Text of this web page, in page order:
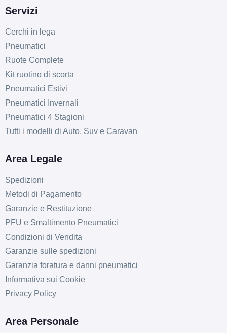
Servizi
Cerchi in lega
Pneumatici
Ruote Complete
Kit ruotino di scorta
Pneumatici Estivi
Pneumatici Invernali
Pneumatici 4 Stagioni
Tutti i modelli di Auto, Suv e Caravan
Area Legale
Spedizioni
Metodi di Pagamento
Garanzie e Restituzione
PFU e Smaltimento Pneumatici
Condizioni di Vendita
Garanzie sulle spedizioni
Garanzia foratura e danni pneumatici
Informativa sui Cookie
Privacy Policy
Area Personale